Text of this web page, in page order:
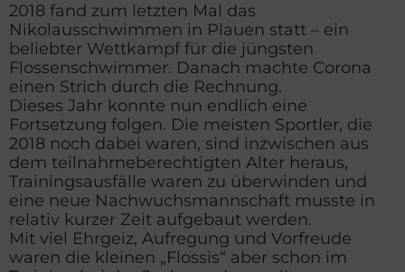
2018 fand zum letzten Mal das
Nikolausschwimmen in Plauen statt – ein
beliebter Wettkampf für die jüngsten
Flossenschwimmer. Danach machte Corona
einen Strich durch die Rechnung.
Dieses Jahr konnte nun endlich eine
Fortsetzung folgen. Die meisten Sportler, die
2018 noch dabei waren, sind inzwischen aus
dem teilnahmeberechtigten Alter heraus,
Trainingsausfälle waren zu überwinden und
eine neue Nachwuchsmannschaft musste in
relativ kurzer Zeit aufgebaut werden.
Mit viel Ehrgeiz, Aufregung und Vorfreude
waren die kleinen „Flossis“ aber schon im